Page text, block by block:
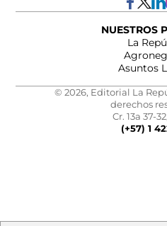
NUESTROS
La
Asuntos
© 2026, Editorial La
derechos
Cr. 13a 37-
(+57) 1